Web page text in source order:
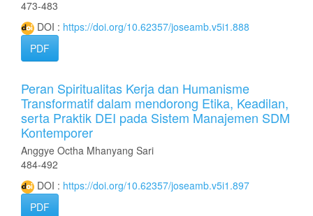
473-483
DOI : https://doi.org/10.62357/joseamb.v5i1.888
PDF
Peran Spiritualitas Kerja dan Humanisme
Transformatif dalam mendorong Etika, Keadilan,
serta Praktik DEI pada Sistem Manajemen SDM
Kontemporer
Anggye Octha Mhanyang Sari
484-492
DOI : https://doi.org/10.62357/joseamb.v5i1.897
PDF